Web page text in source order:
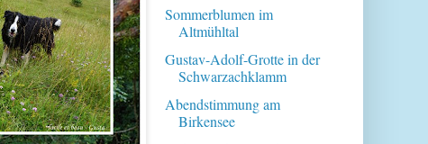
Sommerblumen im
Altmühltal
Gustav-Adolf-Grotte in der
Schwarzachklamm
Abendstimmung am
Birkensee